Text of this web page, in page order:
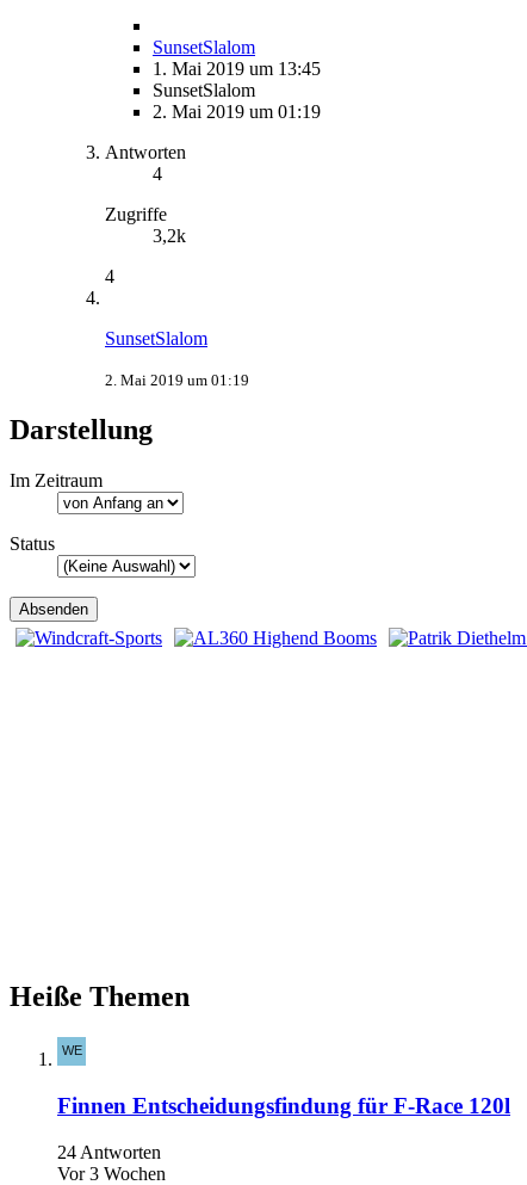
SunsetSlalom
1. Mai 2019 um 13:45
SunsetSlalom
2. Mai 2019 um 01:19
Antworten
4
Zugriffe
3,2k
4
SunsetSlalom
2. Mai 2019 um 01:19
Darstellung
Im Zeitraum
Status
Heiße Themen
Finnen Entscheidungsfindung für F-Race 120l
24 Antworten
Vor 3 Wochen